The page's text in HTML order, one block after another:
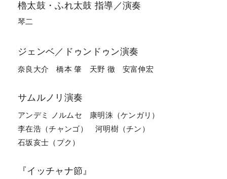
櫓太鼓・ふれ太鼓 指導／演奏
琴二
ジェンベ／ドゥンドゥン演奏
奈良大介 橋本 肇 天野 徹 安富伸宏
サムルノリ演奏
アンデミ ノルムセ
康明洙（ケンガリ）
李在浩（チャンゴ）
河明樹（チン）
石坂亥士（プク）
『イッチャナ節』